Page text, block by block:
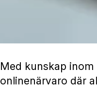
Med kunskap
onlinenärvaro där